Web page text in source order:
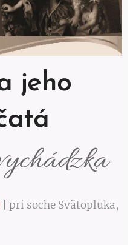
jeho
| pri soche Svätopluka,